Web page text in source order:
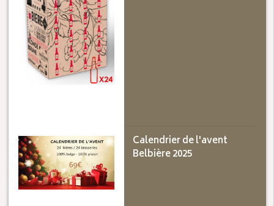
Calendrier de l'avent
Belbière 2025